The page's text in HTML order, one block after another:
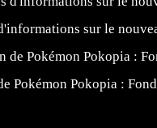
sur le
Pokémon Pokopia :